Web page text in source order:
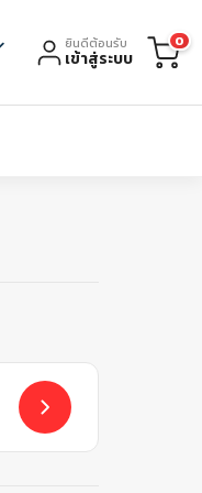
ยินดีต้อนรับ
เข้าสู่ระบบ
0